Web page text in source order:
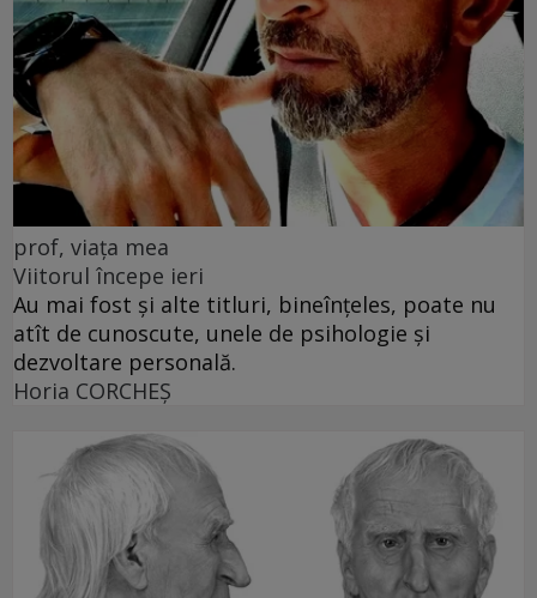
prof, viața mea
Viitorul începe ieri
Au mai fost și alte titluri, bineînțeles, poate nu
atît de cunoscute, unele de psihologie și
dezvoltare personală.
Horia CORCHEŞ